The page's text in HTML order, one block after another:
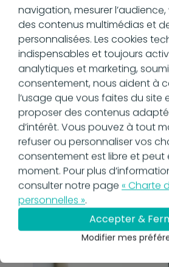
16 octobre 2023
Combien de temps
entreprise doit
factures clients ?
En savoir plus
navigation, mesurer
des contenus multimédias et
personnalisées. Les cookies
indispensables et toujours
analytiques et marketing,
consentement, nous aident à
l’usage que vous faites du site
proposer des contenus
d’intérêt. Vous pouvez à tout
refuser ou personnaliser vos
consentement est libre et peut
moment. Pour plus
consulter notre page « Charte
personnelles ».
Accepter &
Modifier mes